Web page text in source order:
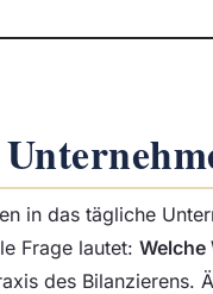
in das tägliche
Frage lautet: Welche
des Bilanzierens.